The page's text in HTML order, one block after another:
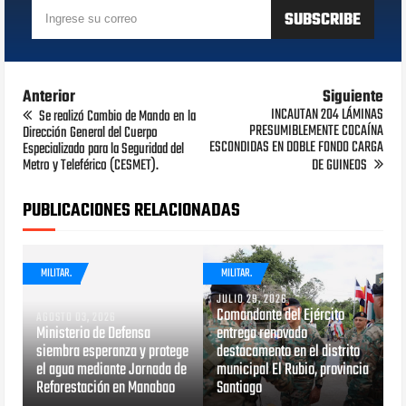
Anterior
Se realizó Cambio de Mando en la
Dirección General del Cuerpo
Especializado para la Seguridad del
Metro y Teleférico (CESMET).
Siguiente
INCAUTAN 204 LÁMINAS
PRESUMIBLEMENTE COCAÍNA
ESCONDIDAS EN DOBLE FONDO CARGA
DE GUINEOS
PUBLICACIONES RELACIONADAS
MILITAR.
AGOSTO 03, 2026
Ministerio de Defensa
siembra esperanza y protege
el agua mediante Jornada de
Reforestación en Manabao
MILITAR.
JULIO 29, 2026
Comandante del Ejército
entrega renovado
destacamento en el distrito
municipal El Rubio, provincia
Santiago